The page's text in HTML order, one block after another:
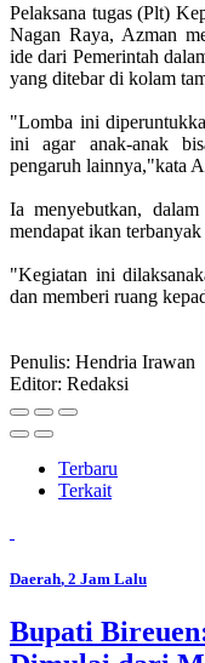
Pelaksana tugas (Plt)
Nagan Raya, Azman
ide dari Pemerintah
yang ditebar di kolam
"Lomba ini
ini agar anak-anak
pengaruh lainnya,"kata
Ia menyebutkan,
mendapat ikan
"Kegiatan ini
dan memberi ruang
Penulis: Hendria Irawan
Editor: Redaksi
Terbaru
Terkait
Daerah, 2 Jam Lalu
Bupati